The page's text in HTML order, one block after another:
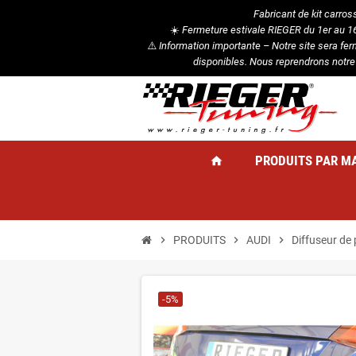
Fabricant de kit
☀️ Fermeture estivale RIEGER du 1er au
⚠️ Information importante – Notre site sera
disponibles. Nous reprendrons
home PRODUITS PAR
chevron_right PRODUITS chevron_right AUDI chevron_right Diffuseur de
-5%